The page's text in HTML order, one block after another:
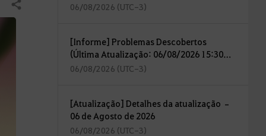
Compartilhar 06/08/2026 (UTC-3)
[Informe] Problemas Descobertos
(Última Atualização: 06/08/2026 15:30
(UTC-3))
06/08/2026 (UTC-3)
[Atualização] Detalhes da atualização –
06 de Agosto de 2026
06/08/2026 (UTC-3)